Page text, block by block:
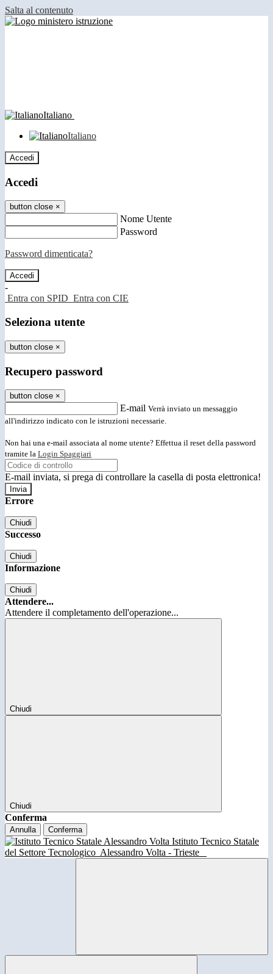
Salta al contenuto
Italiano
Italiano
Accedi
Accedi
button close ×
Nome Utente
Password
Password dimenticata?
-
Entra con SPID Entra con CIE
Seleziona utente
button close ×
Recupero password
button close ×
E-mail Verrà inviato un messaggio
all'indirizzo indicato con le istruzioni necessarie.
Non hai una e-mail associata al nome utente? Effettua il reset della password
tramite la Login Spaggiari
E-mail inviata, si prega di controllare la casella di posta elettronica!
Errore
Chiudi
Successo
Chiudi
Informazione
Chiudi
Attendere...
Attendere il completamento dell'operazione...
Chiudi
Chiudi
Conferma
Annulla Conferma
Istituto Tecnico Statale
del Settore Tecnologico Alessandro Volta - Trieste